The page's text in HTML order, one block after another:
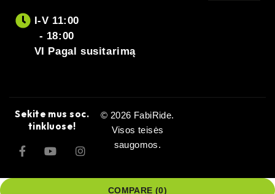
I-V 11:00
- 18:00
VI Pagal susitarimą
Sekite mus soc.
tinkluose!
© 2026 FabiRide.
Visos teisės
saugomos.
COMPARE (0)